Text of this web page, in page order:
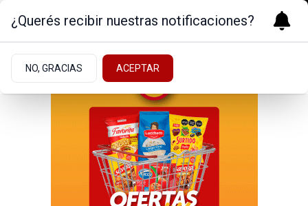
¿Querés recibir nuestras notificaciones?
NO, GRACIAS ACEPTAR